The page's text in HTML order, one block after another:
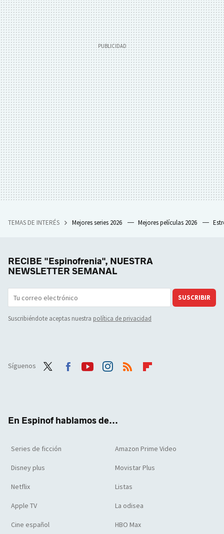
TEMAS DE INTERÉS Mejores series 2026 Mejores películas 2026
RECIBE "Espinofrenia", NUESTRA
NEWSLETTER SEMANAL
SUSCRIBIR
Suscribiéndote aceptas nuestra política de privacidad
Síguenos
En Espinof hablamos de...
Series de ficción Amazon Prime Video
Disney plus Movistar Plus
Netflix Listas
Apple TV La odisea
Cine español HBO Max